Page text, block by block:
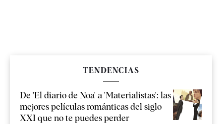
TENDENCIAS
De 'El diario de Noa' a 'Materialistas': las
mejores películas románticas del siglo
XXI que no te puedes perder